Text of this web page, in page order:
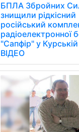
БПЛА Збройних
знищили рідкісний
російський
радіоелектронної
"Сапфір" у
ВІДЕО